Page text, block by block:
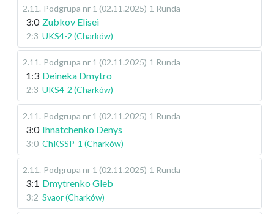
2.11 . Podgrupa nr 1 (02.11.2025) 1 Runda
3:0 Zubkov Elisei
2:3 UKS4-2 (Charków)
2.11 . Podgrupa nr 1 (02.11.2025) 1 Runda
1:3 Deineka Dmytro
2:3 UKS4-2 (Charków)
2.11 . Podgrupa nr 1 (02.11.2025) 1 Runda
3:0 Ihnatchenko Denys
3:0 ChKSSP-1 (Charków)
2.11 . Podgrupa nr 1 (02.11.2025) 1 Runda
3:1 Dmytrenko Gleb
3:2 Svaor (Charków)